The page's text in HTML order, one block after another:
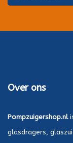
Over ons
Pompzuigershop.nl
glasdragers,